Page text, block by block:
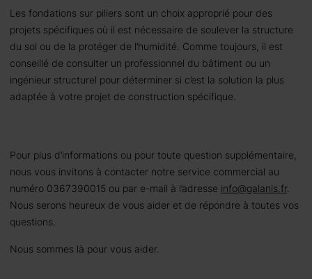
Les fondations sur piliers sont un choix approprié pour des
projets spécifiques où il est nécessaire de soulever la structure
du sol ou de la protéger de l’humidité. Comme toujours, il est
conseillé de consulter un professionnel du bâtiment ou un
ingénieur structurel pour déterminer si c’est la solution la plus
adaptée à votre projet de construction spécifique.
Pour plus d’informations ou pour toute question supplémentaire,
nous vous invitons à contacter notre service commercial au
numéro 0367390015 ou par e-mail à l’adresse info@galanis.fr.
Nous serons heureux de vous aider et de répondre à toutes vos
questions.
Nous sommes là pour vous aider.